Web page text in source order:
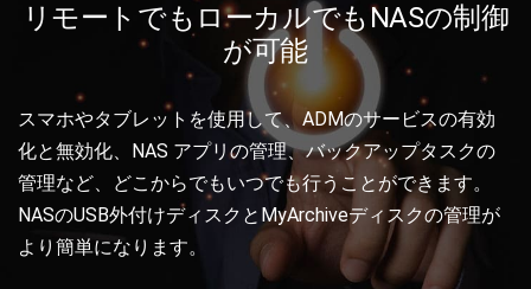
リモートでもローカルでもNASの制御
が可能
スマホやタブレットを使用して、ADMのサービスの有効
化と無効化、NAS アプリの管理、バックアップタスクの
管理など、どこからでもいつでも行うことができます。
NASのUSB外付けディスクとMyArchiveディスクの管理が
より簡単になります。